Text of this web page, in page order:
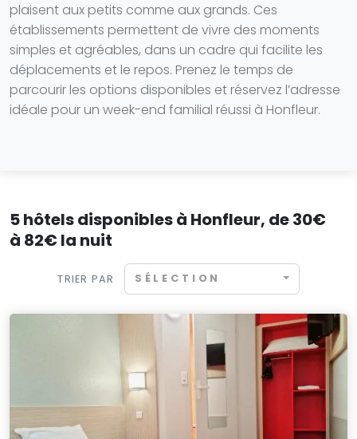
plaisent aux petits comme aux grands. Ces
établissements permettent de vivre des moments
simples et agréables, dans un cadre qui facilite les
déplacements et le repos. Prenez le temps de
parcourir les options disponibles et réservez l’adresse
idéale pour un week-end familial réussi à Honfleur.
5 hôtels disponibles à Honfleur, de 30€
à 82€ la nuit
TRIER PAR SÉLECTION